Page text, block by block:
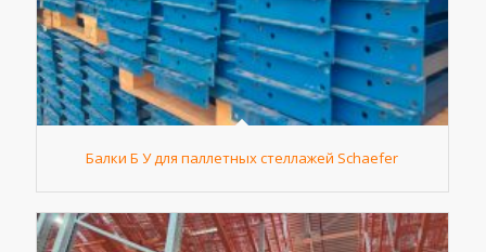
Балки Б У для паллетных стеллажей Schaefer